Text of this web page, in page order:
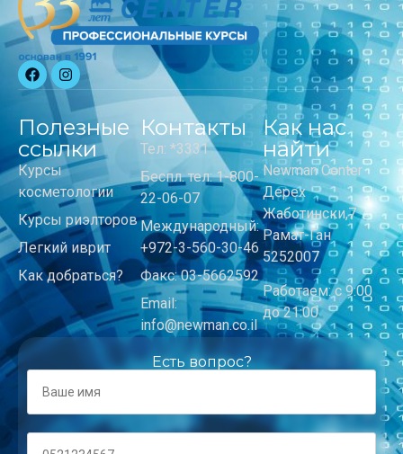
Полезные
ссылки
Курсы
косметологии
Курсы риэлторов
Легкий иврит
Как добраться?
Контакты
Тел: *3331
Беспл. тел: 1-800-
22-06-07
Международный:
+972-3-560-30-46
Факс: 03-5662592
Email:
info@newman.co.il
Как нас
найти
Newman Center
Дерех
Жаботински,7
Рамат-Ган
5252007
Работаем: с 9:00
до 21:00
Есть вопрос?